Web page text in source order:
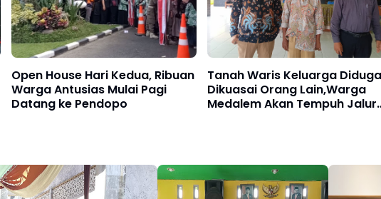
Open House Hari Kedua, Ribuan
Warga Antusias Mulai Pagi
Datang ke Pendopo
Tanah Waris Keluarga Diduga
Dikuasai Orang Lain,Warga
Medalem Akan Tempuh Jalur